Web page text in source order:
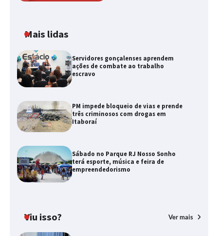
Mais lidas
Servidores gonçalenses aprendem
ações de combate ao trabalho
escravo
PM impede bloqueio de vias e prende
três criminosos com drogas em
Itaboraí
Sábado no Parque RJ Nosso Sonho
terá esporte, música e feira de
empreendedorismo
Viu isso? Ver mais